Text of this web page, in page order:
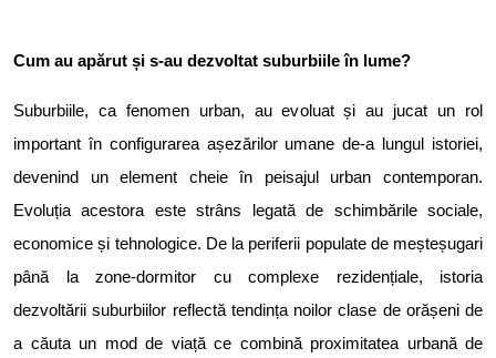
Cum au apărut și s-au dezvoltat suburbiile în lume?
Suburbiile, ca fenomen urban, au evoluat și au jucat un rol
important în configurarea așezărilor umane de-a lungul istoriei,
devenind un element cheie în peisajul urban contemporan.
Evoluția acestora este strâns legată de schimbările sociale,
economice și tehnologice. De la periferii populate de meșteșugari
până la zone-dormitor cu complexe rezidențiale, istoria
dezvoltării suburbiilor reflectă tendința noilor clase de orășeni de
a căuta un mod de viață ce combină proximitatea urbană de